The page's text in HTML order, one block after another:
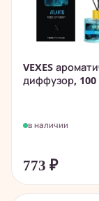
VEXES
диффузор, 100
в наличии
773 ₽